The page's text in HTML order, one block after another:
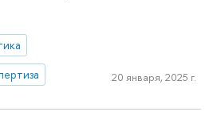
20 января, 2025 г.